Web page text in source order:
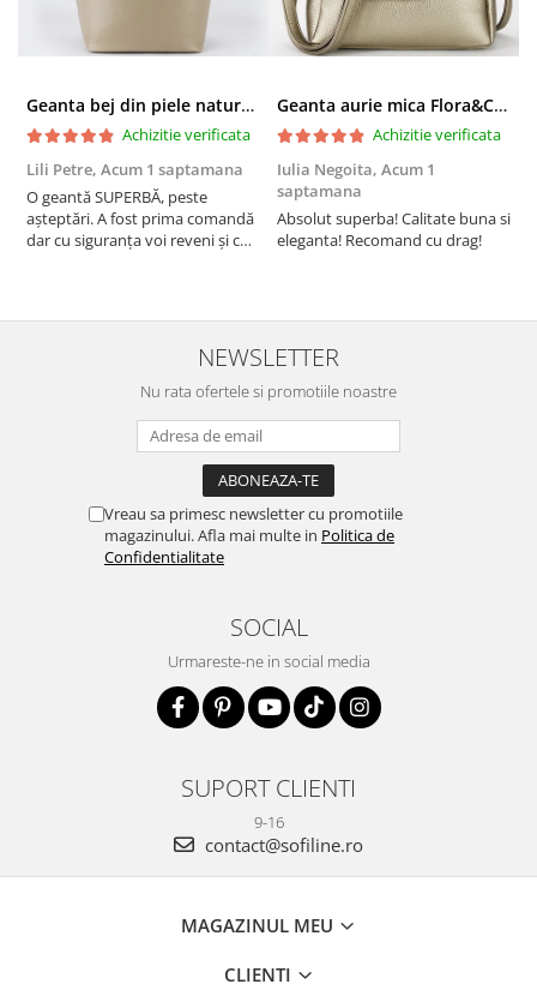
Geanta bej din piele naturala 8966 123
Achizitie verificata
Lili Petre, Acum 1 saptamana
O geantă SUPERBĂ, peste
așteptări. A fost prima comandă
dar cu siguranța voi reveni și cu
doua zi). RECOMAND SOFILINE!!!
Geanta aurie mica Flora&CO Paris H6930 16
Achizitie verificata
Iulia Negoita, Acum 1
saptamana
Absolut superba! Calitate buna si
eleganta! Recomand cu drag!
NEWSLETTER
Nu rata ofertele si promotiile noastre
Vreau sa primesc newsletter cu promotiile
magazinului. Afla mai multe in Politica de
Confidentialitate
SOCIAL
Urmareste-ne in social media
SUPORT CLIENTI
9-16
contact@sofiline.ro
MAGAZINUL MEU
CLIENTI